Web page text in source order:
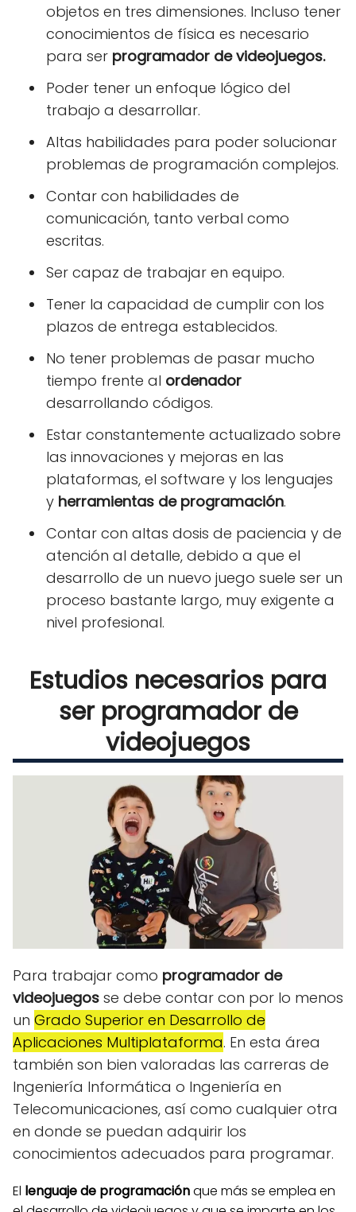
objetos en tres dimensiones. Incluso tener
conocimientos de física es necesario
para ser programador de videojuegos.
Poder tener un enfoque lógico del
trabajo a desarrollar.
Altas habilidades para poder solucionar
problemas de programación complejos.
Contar con habilidades de
comunicación, tanto verbal como
escritas.
Ser capaz de trabajar en equipo.
Tener la capacidad de cumplir con los
plazos de entrega establecidos.
No tener problemas de pasar mucho
tiempo frente al ordenador
desarrollando códigos.
Estar constantemente actualizado sobre
las innovaciones y mejoras en las
plataformas, el software y los lenguajes
y herramientas de programación.
Contar con altas dosis de paciencia y de
atención al detalle, debido a que el
desarrollo de un nuevo juego suele ser un
proceso bastante largo, muy exigente a
nivel profesional.
Estudios necesarios para
ser programador de
videojuegos
Para trabajar como programador de
videojuegos se debe contar con por lo menos
un Grado Superior en Desarrollo de
Aplicaciones Multiplataforma. En esta área
también son bien valoradas las carreras de
Ingeniería Informática o Ingeniería en
Telecomunicaciones, así como cualquier otra
en donde se puedan adquirir los
conocimientos adecuados para programar.
El lenguaje de programaciónque más se emplea en